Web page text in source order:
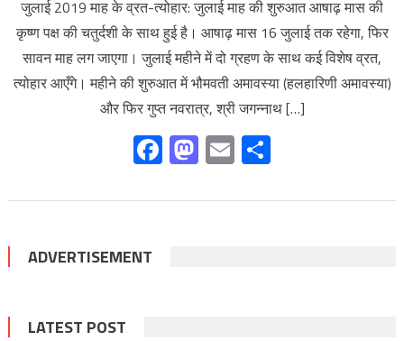
जुलाई 2019 माह के व्रत-त्योहार: जुलाई माह की शुरुआत आषाढ़ मास की
कृष्ण पक्ष की चतुर्दशी के साथ हुई है। आषाढ़ मास 16 जुलाई तक रहेगा, फिर
सावन माह लग जाएगा। जुलाई महीने में दो ग्रहण के साथ कई विशेष व्रत,
त्योहार आएँगे। महीने की शुरुआत में भौमवती अमावस्या (हलहारिणी अमावस्या)
और फिर गुप्त नवरात्र, श्री जगन्नाथ […]
Facebook
Mastodon
Email
ADVERTISEMENT
LATEST POST